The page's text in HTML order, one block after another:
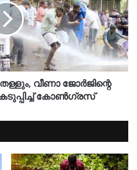
വീണാ ജോർജിന്റെ
കടുപ്പിച്ച് കോൺഗ്രസ്